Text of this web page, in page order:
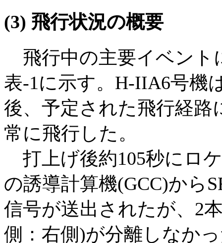
(3) 飛行状況の概要
飛行中の主要イベント
表-1に示す。H-IIA6号機
後、予定された飛行経路
常に飛行した。
打上げ後約105秒にロ
の誘導計算機(GCC)から
信号が送出されたが、2
側：右側)が分離しなか